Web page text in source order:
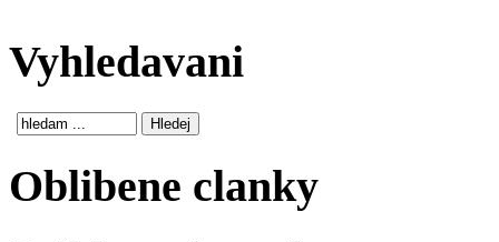
Vyhledavani
Oblibene clanky